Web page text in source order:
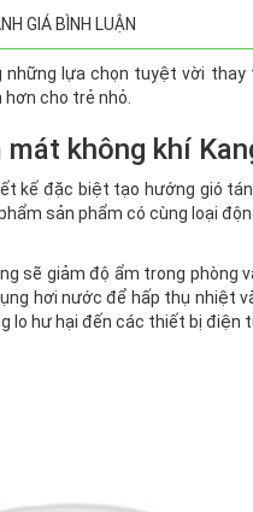
GIÁ BÌNH LUẬN
lựa chọn tuyệt vời thay
cho trẻ nhỏ.
không khí
kế đặc biệt tạo hướng gió
sản phẩm có cùng loại
sẽ giảm độ ẩm trong phòng
hơi nước để hấp thụ nhiệt
lo hư hại đến các thiết bị điện